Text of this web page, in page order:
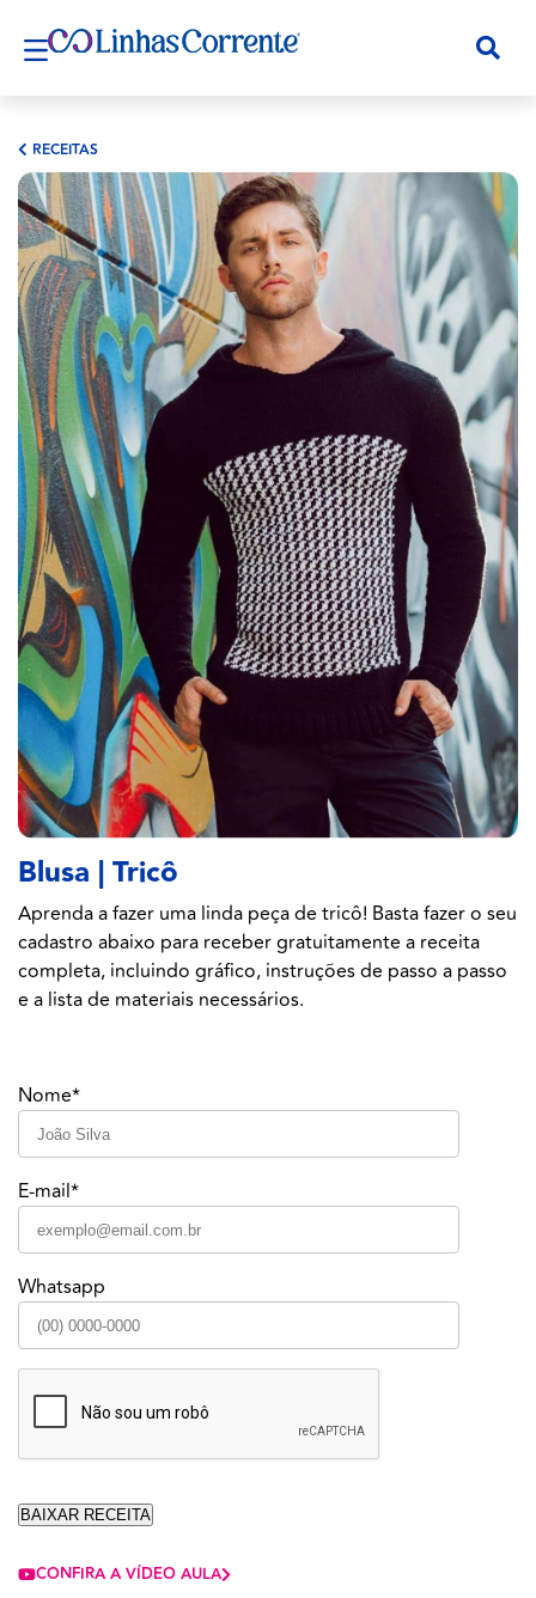
RECEITAS
Blusa | Tricô
Aprenda a fazer uma linda peça de tricô! Basta fazer o seu
cadastro abaixo para receber gratuitamente a receita
completa, incluindo gráfico, instruções de passo a passo
e a lista de materiais necessários.
Nome*
E-mail*
Whatsapp
CONFIRA A VÍDEO AULA